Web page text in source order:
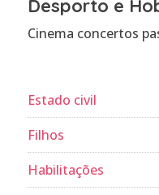
Desporto e
Cinema concertos
Estado civil
Filhos
Habilitações